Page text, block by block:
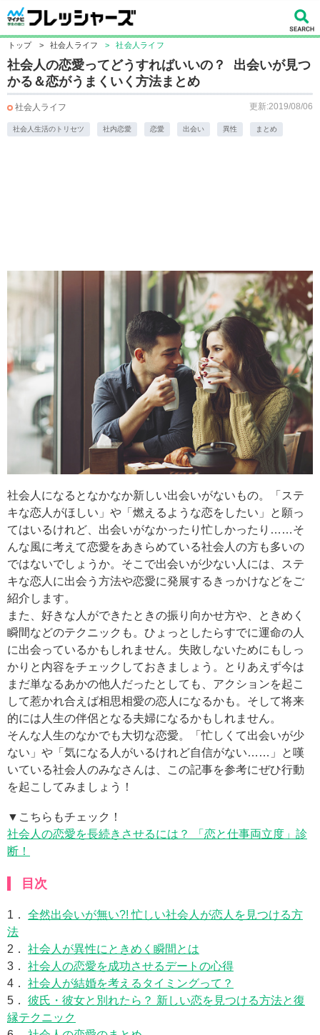
トップ > 社会人ライフ > 社会人ライフ
社会人の恋愛ってどうすればいいの？ 出会いが見つ
かる＆恋がうまくいく方法まとめ
社会人ライフ 更新:2019/08/06
社会人生活のトリセツ 社内恋愛 恋愛 出会い 異性 まとめ
社会人になるとなかなか新しい出会いがないもの。「ステ
キな恋人がほしい」や「燃えるような恋をしたい」と願っ
てはいるけれど、出会いがなかったり忙しかったり……そ
んな風に考えて恋愛をあきらめている社会人の方も多いの
ではないでしょうか。そこで出会いが少ない人には、ステ
キな恋人に出会う方法や恋愛に発展するきっかけなどをご
紹介します。
また、好きな人ができたときの振り向かせ方や、ときめく
瞬間などのテクニックも。ひょっとしたらすでに運命の人
に出会っているかもしれません。失敗しないためにもしっ
かりと内容をチェックしておきましょう。とりあえず今は
まだ単なるあかの他人だったとしても、アクションを起こ
して惹かれ合えば相思相愛の恋人になるかも。そして将来
的には人生の伴侶となる夫婦になるかもしれません。
そんな人生のなかでも大切な恋愛。「忙しくて出会いが少
ない」や「気になる人がいるけれど自信がない……」と嘆
いている社会人のみなさんは、この記事を参考にぜひ行動
を起こしてみましょう！
▼こちらもチェック！
社会人の恋愛を長続きさせるには？ 「恋と仕事両立度」診
断！
目次
1． 全然出会いが無い?! 忙しい社会人が恋人を見つける方
法
2． 社会人が異性にときめく瞬間とは
3． 社会人の恋愛を成功させるデートの心得
4． 社会人が結婚を考えるタイミングって？
5． 彼氏・彼女と別れたら？ 新しい恋を見つける方法と復
縁テクニック